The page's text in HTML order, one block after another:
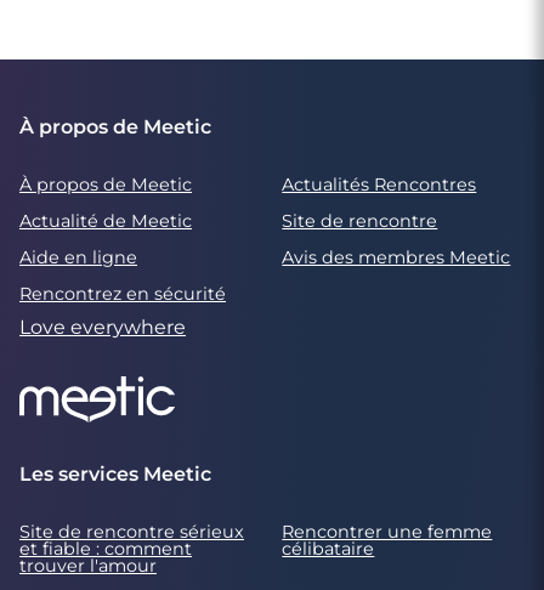
À propos de Meetic
À propos de Meetic
Actualités Rencontres
Actualité de Meetic
Site de rencontre
Aide en ligne
Avis des membres Meetic
Rencontrez en sécurité
Love everywhere
Les services Meetic
Site de rencontre sérieux
et fiable : comment
trouver l'amour
Rencontrer une femme
célibataire